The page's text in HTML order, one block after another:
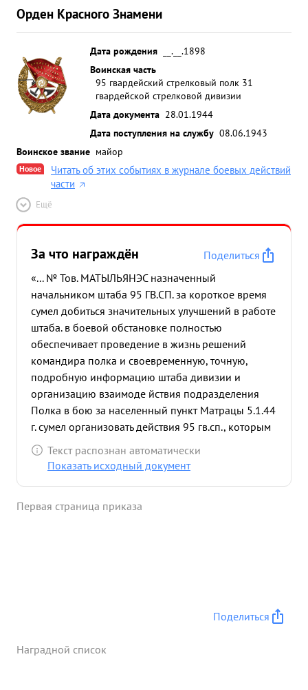
Орден Красного Знамени
Дата рождения
__.__.1898
Воинская часть
95 гвардейский стрелковый полк 31
гвардейской стрелковой дивизии
Дата документа 28.01.1944
Дата поступления на службу 08.06.1943
Воинское звание майор
Новое
Читать об этих событиях в журнале боевых действий
части
Ещё
За что награждён
Поделиться
«... № Тов. МАТЫЛЬЯНЭС назначенный
начальником штаба 95 ГВ.СП. за короткое время
сумел добиться значительных улучшений в работе
штаба. в боевой обстановке полностью
обеспечивает проведение в жизнь решений
командира полка и своевременную, точную,
подробную информацию штаба дивизии и
организацию взаимоде йствия подразделения
Полка в бою за населенный пункт Матрацы 5.1.44
г. сумел организовать действия 95 гв.сп., которым
командовал ввиду болезни командира полка.
Полк взаимодействуя с танками 89 ТБР ночной
захватив пленных 456 П.П., 256 П.Д. и 6 АЛД. За
Текст распознан автоматически
Показать исходный документ
Первая страница приказа
Поделиться
Наградной список